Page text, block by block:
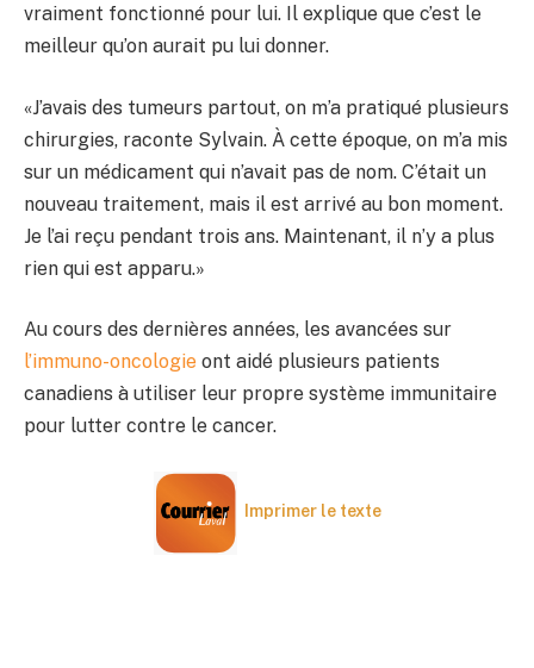
vraiment fonctionné pour lui. Il explique que c’est le
meilleur qu’on aurait pu lui donner.
«J’avais des tumeurs partout, on m’a pratiqué plusieurs
chirurgies, raconte Sylvain. À cette époque, on m’a mis
sur un médicament qui n’avait pas de nom. C’était un
nouveau traitement, mais il est arrivé au bon moment.
Je l’ai reçu pendant trois ans. Maintenant, il n’y a plus
rien qui est apparu.»
Au cours des dernières années, les avancées sur
l’immuno-oncologie ont aidé plusieurs patients
canadiens à utiliser leur propre système immunitaire
pour lutter contre le cancer.
Imprimer le texte